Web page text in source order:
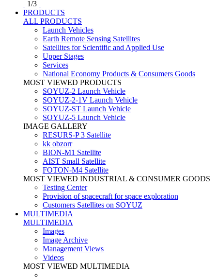
1/3
PRODUCTS
ALL PRODUCTS
Launch Vehicles
Earth Remote Sensing Satellites
Satellites for Scientific and Applied Use
Upper Stages
Services
National Economy Products & Consumers Goods
MOST VIEWED PRODUCTS
SOYUZ-2 Launch Vehicle
SOYUZ-2-1V Launch Vehicle
SOYUZ-ST Launch Vehicle
SOYUZ-5 Launch Vehicle
IMAGE GALLERY
RESURS-P 3 Satellite
kk obzorr
BION-M1 Satellite
AIST Small Satellite
FOTON-M4 Satellite
MOST VIEWED INDUSTRIAL & CONSUMER GOODS
Testing Center
Provision of spacecraft for space exploration
Customers Satellites on SOYUZ
MULTIMEDIA
MULTIMEDIA
Images
Image Archive
Management Views
Videos
MOST VIEWED MULTIMEDIA